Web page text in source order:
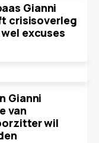
Gianni
crisisoverleg
excuses
Gianni
van
wil